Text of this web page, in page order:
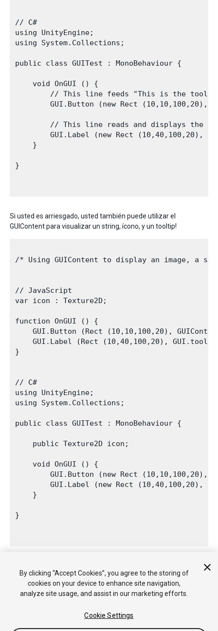
// C#
using UnityEngine;
using System.Collections;
public class GUITest : MonoBehaviour {
    void OnGUI () {
// This line feeds "This is the
GUI.Button (new Rect (10,10,100,20),
// This line reads and displays the
GUI.Label (new Rect (10,40,100,20),
    }
}
Si usted es arriesgado, usted también puede utilizar el
GUIContent para visualizar un string, ícono, y un tooltip!
/* Using GUIContent to display an image, a
// JavaScript
var icon : Texture2D;
function OnGUI () {
GUI.Button (Rect (10,10,100,20),
GUI.Label (Rect (10,40,100,20),
}
// C#
using UnityEngine;
using System.Collections;
public class GUITest : MonoBehaviour {
    public Texture2D icon;
    void OnGUI () {
GUI.Button (new Rect (10,10,100,20),
GUI.Label (new Rect (10,40,100,20),
    }
}
GUIContent constructor
tiene algunos ejemplos de su uso.
By clicking “Accept Cookies”, you agree to the storing of
cookies on your device to enhance site navigation,
analyze site usage, and assist in our marketing efforts.
Cookie Settings